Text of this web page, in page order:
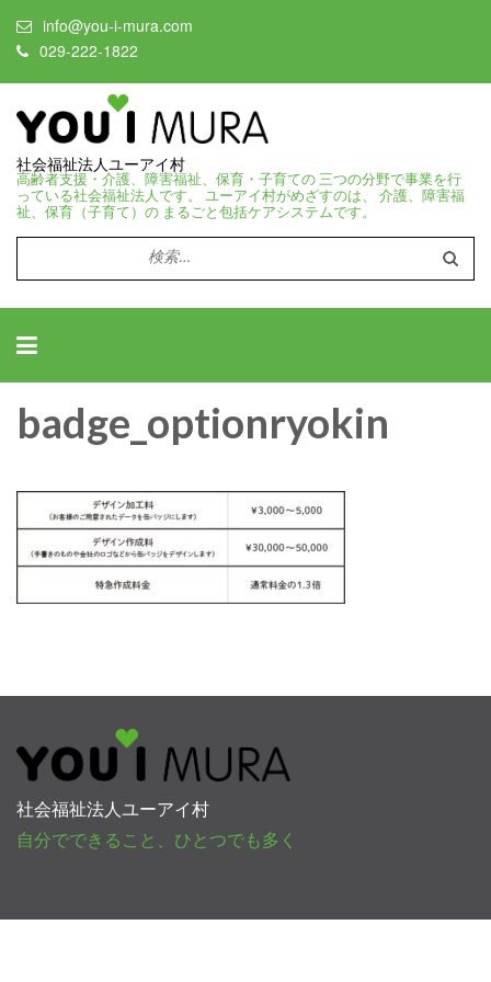
info@you-i-mura.com
029-222-1822
社会福祉法人ユーアイ村
高齢者支援・介護、障害福祉、保育・子育ての 三つの分野で事業を行
っている社会福祉法人です。 ユーアイ村がめざすのは、 介護、障害福
祉、保育（子育て）の まるごと包括ケアシステムです。
検
索:
badge_optionryokin
社会福祉法人ユーアイ村
自分でできること、ひとつでも多く